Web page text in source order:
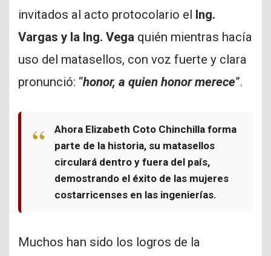
invitados al acto protocolario el Ing.
Vargas y la Ing. Vega quién mientras hacía
uso del matasellos, con voz fuerte y clara
pronunció: “honor, a quien honor merece”.
Ahora Elizabeth Coto Chinchilla forma
parte de la historia, su matasellos
circulará dentro y fuera del país,
demostrando el éxito de las mujeres
costarricenses en las ingenierías.
Muchos han sido los logros de la